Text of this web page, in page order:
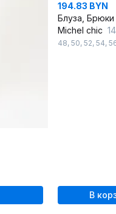
194.83 BYN
Блуза, Брюки
Michel chic
48, 50, 52, 54,
В